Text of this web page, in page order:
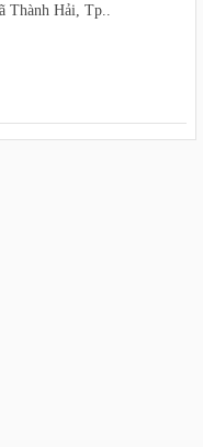
Thành Hải, Tp..